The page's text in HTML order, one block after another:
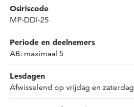
Osiriscode
MP-DDI-25
Periode en deelnemers
AB: maximaal 5
Lesdagen
Afwisselend op vrijdag en zaterdag